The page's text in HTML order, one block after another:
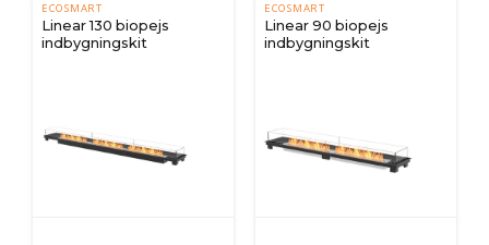
ECOSMART
Linear 130 biopejs
indbygningskit
ECOSMART
Linear 90 biopejs
indbygningskit